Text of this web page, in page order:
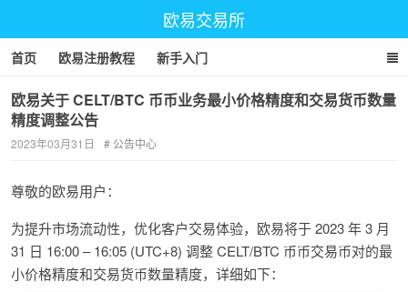
欧易交易所
首页 欧易注册教程 新手入门
欧易关于 CELT/BTC 币币业务最小价格精度和交易货币数量
精度调整公告
2023年03月31日 公告中心
尊敬的欧易用户：
为提升市场流动性，优化客户交易体验，欧易将于 2023 年 3 月
31 日 16:00 – 16:05 (UTC+8) 调整 CELT/BTC 币币交易币对的最
小价格精度和交易货币数量精度，详细如下：